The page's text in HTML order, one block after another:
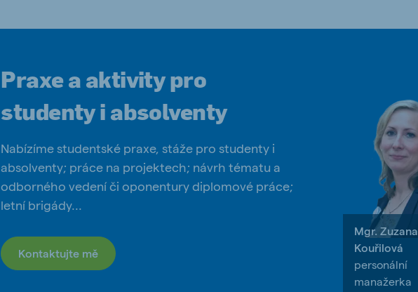
Praxe a aktivity pro
studenty i absolventy
Nabízíme studentské praxe, stáže pro studenty i
absolventy; práce na projektech; návrh tématu a
odborného vedení či oponentury diplomové práce;
letní brigády...
Kontaktujte mě
Mgr. Zuzana
Kouřilová
personální
manažerka